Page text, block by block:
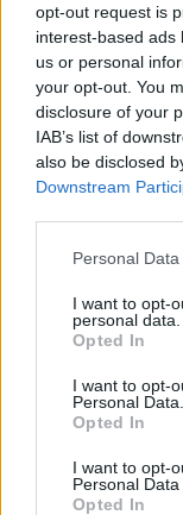
opt-out request is
interest-based ads
us or personal
your opt-out. You
disclosure of your
IAB’s list of
also be disclosed
Downstream
Please note that
not limited to your
grant or deny
use your data for
consent section.
Personal
I want to opt-
personal data.
Opted In
I want to opt-
Personal Data.
Opted In
I want to opt-
Personal Data
Opted In
A bélyegből
darab
nyomott
svéd diák
biztos
Pénz Aukció